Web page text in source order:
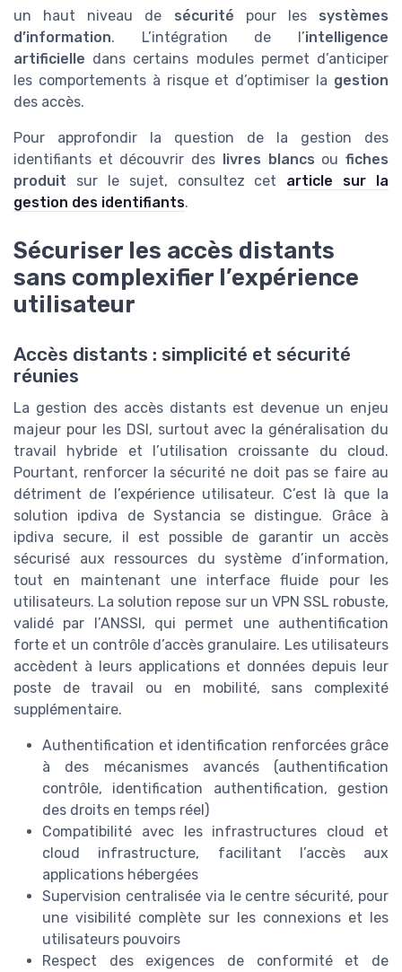
un haut niveau de sécurité pour les systèmes
d’information. L’intégration de l’intelligence
artificielle dans certains modules permet d’anticiper
les comportements à risque et d’optimiser la gestion
des accès.
Pour approfondir la question de la gestion des
identifiants et découvrir des livres blancs oufiches
produit sur le sujet, consultez cet article sur la
gestion des identifiants.
Sécuriser les accès distants
sans complexifier l’expérience
utilisateur
Accès distants : simplicité et sécurité
réunies
La gestion des accès distants est devenue un enjeu
majeur pour les DSI, surtout avec la généralisation du
travail hybride et l’utilisation croissante du cloud.
Pourtant, renforcer la sécurité ne doit pas se faire au
détriment de l’expérience utilisateur. C’est là que la
solution ipdiva de Systancia se distingue. Grâce à
ipdiva secure, il est possible de garantir un accès
sécurisé aux ressources du système d’information,
tout en maintenant une interface fluide pour les
utilisateurs. La solution repose sur un VPN SSL robuste,
validé par l’ANSSI, qui permet une authentification
forte et un contrôle d’accès granulaire. Les utilisateurs
accèdent à leurs applications et données depuis leur
poste de travail ou en mobilité, sans complexité
supplémentaire.
Authentification et identification renforcées grâce
à des mécanismes avancés (authentification
contrôle, identification authentification, gestion
des droits en temps réel)
Compatibilité avec les infrastructures cloud et
cloud infrastructure, facilitant l’accès aux
applications hébergées
Supervision centralisée via le centre sécurité, pour
une visibilité complète sur les connexions et les
utilisateurs pouvoirs
Respect des exigences de conformité et de